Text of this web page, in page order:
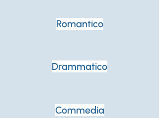
Romantico
Drammatico
Commedia